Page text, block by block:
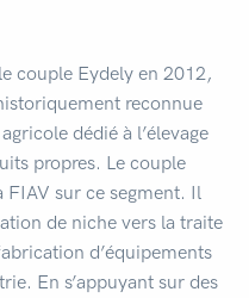
couple Eydely en 2012,
reconnue
dédié à l’élevage
propres. Le couple
sur ce segment. Il
de niche vers la traite
d’équipements
En s’appuyant sur des